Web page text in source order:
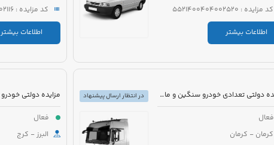
کد مزایده : 5521400404002520
اطلاعات بیشتر
کد مزایده : 5421400404002116
اطلاعات بیشتر
مزایده دولتی تعدادی خودرو سنگین و ماشین آلات
فعال
کرمان - کرمان
در انتظار ارسال پیشنهاد
فعال
البرز - کرج